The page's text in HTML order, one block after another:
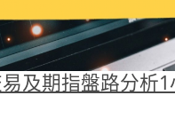
及期指盤路分析